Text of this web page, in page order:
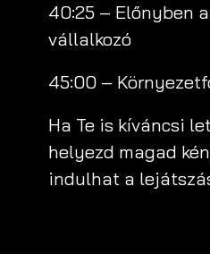
40:25 – Előnyben
vállalkozó
45:00 –
Ha Te is kíváncsi
helyezd magad
indulhat a